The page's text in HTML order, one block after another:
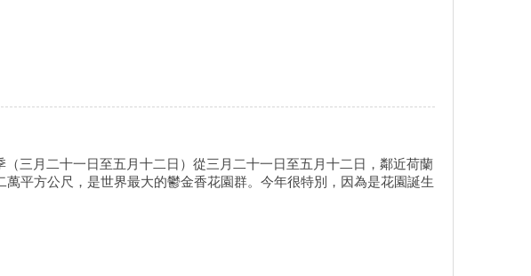
三月二十一日至五月十二日）從三月二十一日至五月十二日，鄰近荷蘭
平方公尺，是世界最大的鬱金香花園群。今年很特別，因為是花園誕生